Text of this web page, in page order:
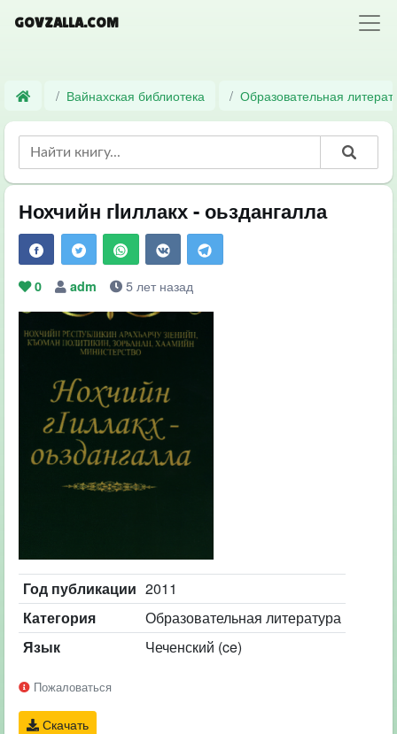
GOVZALLA.COM
Вайнахская библиотека Образовательная
Нохчийн гIиллакх - оьздангалла
0 adm 5 лет назад
Год публикации 2011
Категория
Образовательная литература
Язык
Чеченский (ce)
Пожаловаться
Скачать